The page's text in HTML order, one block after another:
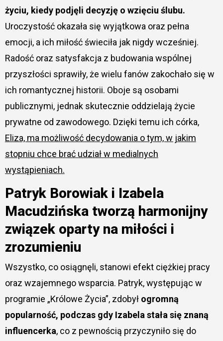
życiu, kiedy podjęli decyzję o wzięciu ślubu.
Uroczystość okazała się wyjątkowa oraz pełna
emocji, a ich miłość świeciła jak nigdy wcześniej.
Radość oraz satysfakcja z budowania wspólnej
przyszłości sprawiły, że wielu fanów zakochało się w
ich romantycznej historii. Oboje są osobami
publicznymi, jednak skutecznie oddzielają życie
prywatne od zawodowego. Dzięki temu ich córka,
Eliza, ma możliwość decydowania o tym, w jakim
stopniu chce brać udział w medialnych
wystąpieniach.
Patryk Borowiak i Izabela
Macudzińska tworzą harmonijny
związek oparty na miłości i
zrozumieniu
Wszystko, co osiągnęli, stanowi efekt ciężkiej pracy
oraz wzajemnego wsparcia. Patryk, występując w
programie „Królowe Życia”, zdobył ogromną
popularność, podczas gdy Izabela stała się znaną
influencerka, co z pewnością przyczyniło się do